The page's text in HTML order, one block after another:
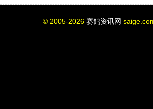
© 2005-2026 赛鸽资讯网